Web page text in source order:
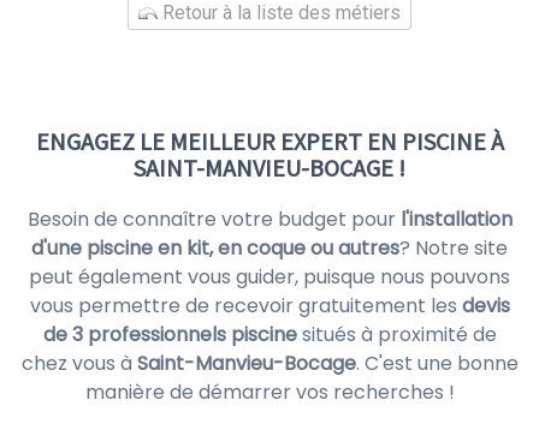
Retour à la liste des métiers
ENGAGEZ LE MEILLEUR EXPERT EN PISCINE À
SAINT-MANVIEU-BOCAGE !
Besoin de connaître votre budget pour l'installation
d'une piscine en kit, en coque ou autres? Notre site
peut également vous guider, puisque nous pouvons
vous permettre de recevoir gratuitement les devis
de 3 professionnels piscinesitués à proximité de
chez vous à Saint-Manvieu-Bocage. C'est une bonne
manière de démarrer vos recherches !